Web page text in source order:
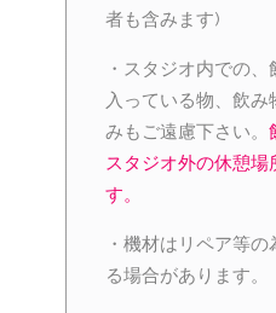
者も含みます)
・スタジオ内での
入っている物、飲
みもご遠慮下さい。
スタジオ外の休憩場
す。
・機材はリペア等
る場合があります。